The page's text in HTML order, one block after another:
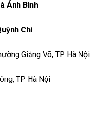
Ánh Bình
Chi
Giảng Võ, TP Hà Nội
TP Hà Nội